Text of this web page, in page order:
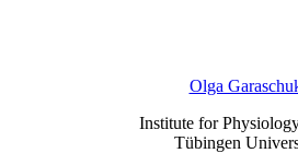
Olga
Institute for
Tübingen